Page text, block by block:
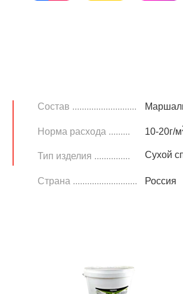
Сухой
Россия
Тип изделия ...............
Страна ...........................
10-20г/м
Состав ...........................
Норма расхода .........